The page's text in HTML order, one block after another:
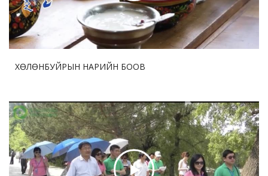
Ши Жиньпин Словакийн Ерөнхийлөгчтэй хэлэлцээр
хийв
ХӨЛӨНБУЙРЫН НАРИЙН БООВ